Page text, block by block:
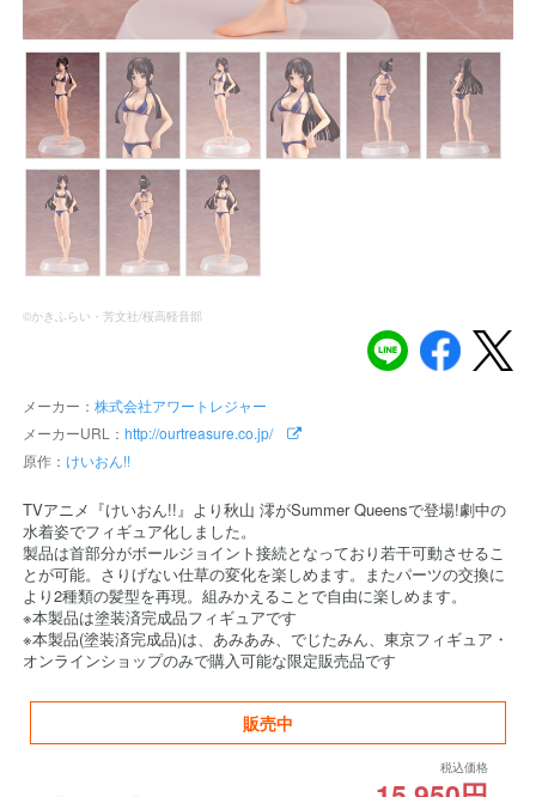
©かきふらい・芳文社/桜高軽音部
メーカー： 株式会社アワートレジャー
メーカーURL： http://ourtreasure.co.jp/
原作： けいおん!!
TVアニメ『けいおん!!』より秋山 澪がSummer Queensで登場!劇中の
水着姿でフィギュア化しました。
製品は首部分がボールジョイント接続となっており若干可動させるこ
とが可能。さりげない仕草の変化を楽しめます。またパーツの交換に
より2種類の髪型を再現。組みかえることで自由に楽しめます。
※本製品は塗装済完成品フィギュアです
※本製品(塗装済完成品)は、あみあみ、でじたみん、東京フィギュア・
オンラインショップのみで購入可能な限定販売品です
販売中
税込価格